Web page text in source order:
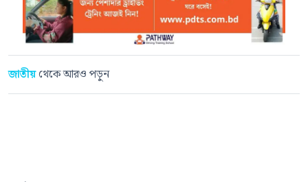
জাতীয়থেকে আরও পড়ুন